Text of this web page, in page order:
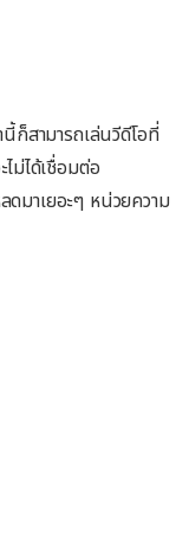
ก็สามารถเล่นวีดีโอที่
ม่ได้เชื่อมต่อ
ดมาเยอะๆ หน่วยความ